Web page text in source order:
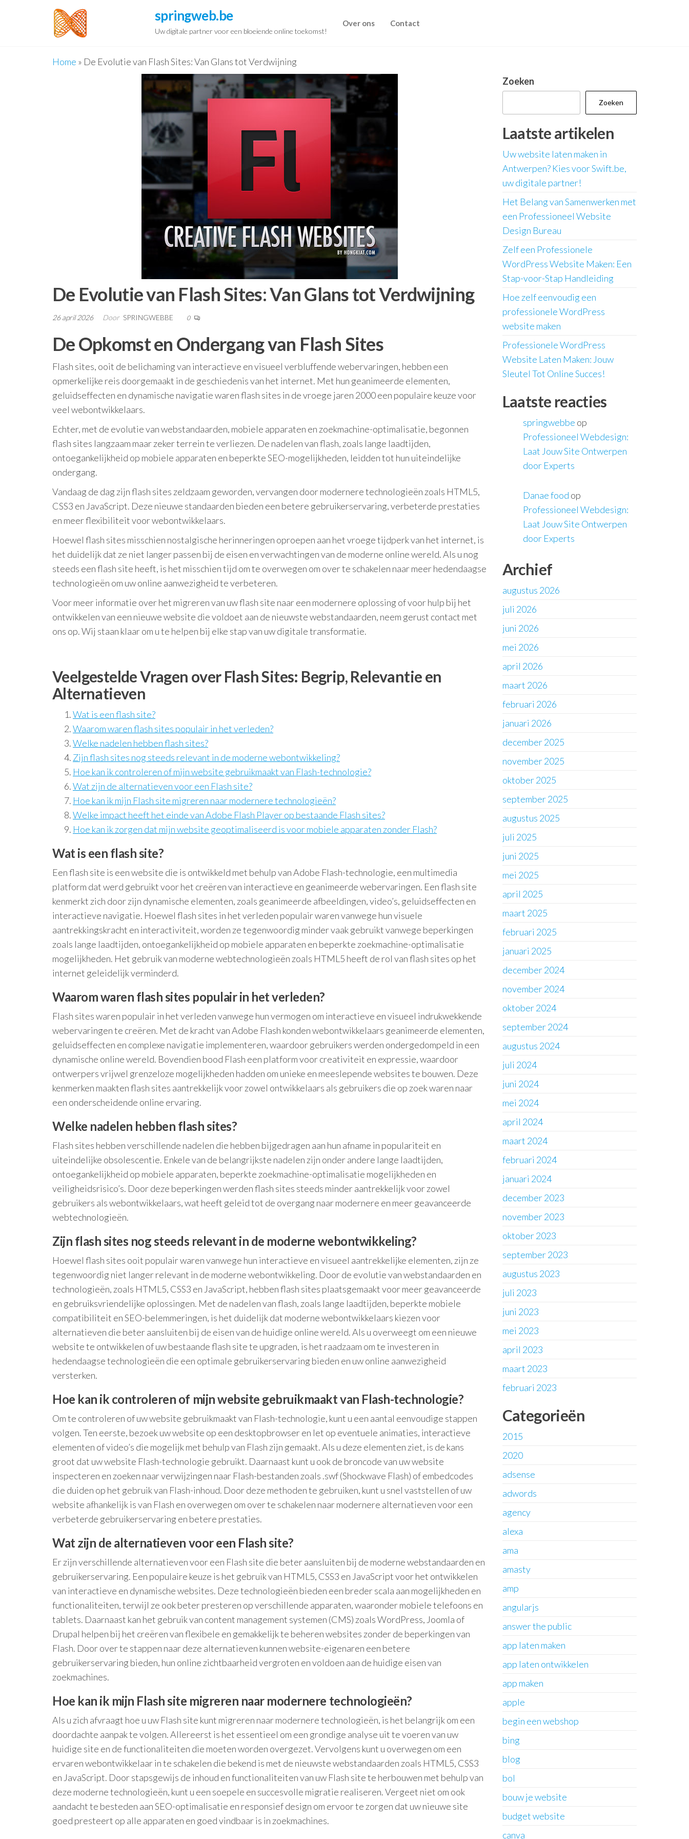
springweb.be
Uw digitale partner voor een bloeiende online toekomst!
Over ons Contact
Home » De Evolutie van Flash Sites: Van Glans tot Verdwijning
De Evolutie van Flash Sites: Van Glans tot Verdwijning
26 april 2026 Door SPRINGWEBBE 0
De Opkomst en Ondergang van Flash Sites
Flash sites, ooit de belichaming van interactieve en visueel verbluffende webervaringen, hebben een
opmerkelijke reis doorgemaakt in de geschiedenis van het internet. Met hun geanimeerde elementen,
geluidseffecten en dynamische navigatie waren flash sites in de vroege jaren 2000 een populaire keuze voor
veel webontwikkelaars.
Echter, met de evolutie van webstandaarden, mobiele apparaten en zoekmachine-optimalisatie, begonnen
flash sites langzaam maar zeker terrein te verliezen. De nadelen van flash, zoals lange laadtijden,
ontoegankelijkheid op mobiele apparaten en beperkte SEO-mogelijkheden, leidden tot hun uiteindelijke
ondergang.
Vandaag de dag zijn flash sites zeldzaam geworden, vervangen door modernere technologieën zoals HTML5,
CSS3 en JavaScript. Deze nieuwe standaarden bieden een betere gebruikerservaring, verbeterde prestaties
en meer flexibiliteit voor webontwikkelaars.
Hoewel flash sites misschien nostalgische herinneringen oproepen aan het vroege tijdperk van het internet, is
het duidelijk dat ze niet langer passen bij de eisen en verwachtingen van de moderne online wereld. Als u nog
steeds een flash site heeft, is het misschien tijd om te overwegen om over te schakelen naar meer hedendaagse
technologieën om uw online aanwezigheid te verbeteren.
Voor meer informatie over het migreren van uw flash site naar een modernere oplossing of voor hulp bij het
ontwikkelen van een nieuwe website die voldoet aan de nieuwste webstandaarden, neem gerust contact met
ons op. Wij staan klaar om u te helpen bij elke stap van uw digitale transformatie.
Veelgestelde Vragen over Flash Sites: Begrip, Relevantie en
Alternatieven
Wat is een flash site?
Waarom waren flash sites populair in het verleden?
Welke nadelen hebben flash sites?
Zijn flash sites nog steeds relevant in de moderne webontwikkeling?
Hoe kan ik controleren of mijn website gebruikmaakt van Flash-technologie?
Wat zijn de alternatieven voor een Flash site?
Hoe kan ik mijn Flash site migreren naar modernere technologieën?
Welke impact heeft het einde van Adobe Flash Player op bestaande Flash sites?
Hoe kan ik zorgen dat mijn website geoptimaliseerd is voor mobiele apparaten zonder Flash?
Wat is een flash site?
Een flash site is een website die is ontwikkeld met behulp van Adobe Flash-technologie, een multimedia
platform dat werd gebruikt voor het creëren van interactieve en geanimeerde webervaringen. Een flash site
kenmerkt zich door zijn dynamische elementen, zoals geanimeerde afbeeldingen, video’s, geluidseffecten en
interactieve navigatie. Hoewel flash sites in het verleden populair waren vanwege hun visuele
aantrekkingskracht en interactiviteit, worden ze tegenwoordig minder vaak gebruikt vanwege beperkingen
zoals lange laadtijden, ontoegankelijkheid op mobiele apparaten en beperkte zoekmachine-optimalisatie
mogelijkheden. Het gebruik van moderne webtechnologieën zoals HTML5 heeft de rol van flash sites op het
internet geleidelijk verminderd.
Waarom waren flash sites populair in het verleden?
Flash sites waren populair in het verleden vanwege hun vermogen om interactieve en visueel indrukwekkende
webervaringen te creëren. Met de kracht van Adobe Flash konden webontwikkelaars geanimeerde elementen,
geluidseffecten en complexe navigatie implementeren, waardoor gebruikers werden ondergedompeld in een
dynamische online wereld. Bovendien bood Flash een platform voor creativiteit en expressie, waardoor
ontwerpers vrijwel grenzeloze mogelijkheden hadden om unieke en meeslepende websites te bouwen. Deze
kenmerken maakten flash sites aantrekkelijk voor zowel ontwikkelaars als gebruikers die op zoek waren naar
een onderscheidende online ervaring.
Welke nadelen hebben flash sites?
Flash sites hebben verschillende nadelen die hebben bijgedragen aan hun afname in populariteit en
uiteindelijke obsolescentie. Enkele van de belangrijkste nadelen zijn onder andere lange laadtijden,
ontoegankelijkheid op mobiele apparaten, beperkte zoekmachine-optimalisatie mogelijkheden en
veiligheidsrisico’s. Door deze beperkingen werden flash sites steeds minder aantrekkelijk voor zowel
gebruikers als webontwikkelaars, wat heeft geleid tot de overgang naar modernere en meer geavanceerde
webtechnologieën.
Zijn flash sites nog steeds relevant in de moderne webontwikkeling?
Hoewel flash sites ooit populair waren vanwege hun interactieve en visueel aantrekkelijke elementen, zijn ze
tegenwoordig niet langer relevant in de moderne webontwikkeling. Door de evolutie van webstandaarden en
technologieën, zoals HTML5, CSS3 en JavaScript, hebben flash sites plaatsgemaakt voor meer geavanceerde
en gebruiksvriendelijke oplossingen. Met de nadelen van flash, zoals lange laadtijden, beperkte mobiele
compatibiliteit en SEO-belemmeringen, is het duidelijk dat moderne webontwikkelaars kiezen voor
alternatieven die beter aansluiten bij de eisen van de huidige online wereld. Als u overweegt om een nieuwe
website te ontwikkelen of uw bestaande flash site te upgraden, is het raadzaam om te investeren in
hedendaagse technologieën die een optimale gebruikerservaring bieden en uw online aanwezigheid
versterken.
Hoe kan ik controleren of mijn website gebruikmaakt van Flash-technologie?
Om te controleren of uw website gebruikmaakt van Flash-technologie, kunt u een aantal eenvoudige stappen
volgen. Ten eerste, bezoek uw website op een desktopbrowser en let op eventuele animaties, interactieve
elementen of video’s die mogelijk met behulp van Flash zijn gemaakt. Als u deze elementen ziet, is de kans
groot dat uw website Flash-technologie gebruikt. Daarnaast kunt u ook de broncode van uw website
inspecteren en zoeken naar verwijzingen naar Flash-bestanden zoals .swf (Shockwave Flash) of embedcodes
die duiden op het gebruik van Flash-inhoud. Door deze methoden te gebruiken, kunt u snel vaststellen of uw
website afhankelijk is van Flash en overwegen om over te schakelen naar modernere alternatieven voor een
verbeterde gebruikerservaring en betere prestaties.
Wat zijn de alternatieven voor een Flash site?
Er zijn verschillende alternatieven voor een Flash site die beter aansluiten bij de moderne webstandaarden en
gebruikerservaring. Een populaire keuze is het gebruik van HTML5, CSS3 en JavaScript voor het ontwikkelen
van interactieve en dynamische websites. Deze technologieën bieden een breder scala aan mogelijkheden en
functionaliteiten, terwijl ze ook beter presteren op verschillende apparaten, waaronder mobiele telefoons en
tablets. Daarnaast kan het gebruik van content management systemen (CMS) zoals WordPress, Joomla of
Drupal helpen bij het creëren van flexibele en gemakkelijk te beheren websites zonder de beperkingen van
Flash. Door over te stappen naar deze alternatieven kunnen website-eigenaren een betere
gebruikerservaring bieden, hun online zichtbaarheid vergroten en voldoen aan de huidige eisen van
zoekmachines.
Hoe kan ik mijn Flash site migreren naar modernere technologieën?
Als u zich afvraagt hoe u uw Flash site kunt migreren naar modernere technologieën, is het belangrijk om een
doordachte aanpak te volgen. Allereerst is het essentieel om een grondige analyse uit te voeren van uw
huidige site en de functionaliteiten die moeten worden overgezet. Vervolgens kunt u overwegen om een
ervaren webontwikkelaar in te schakelen die bekend is met de nieuwste webstandaarden zoals HTML5, CSS3
en JavaScript. Door stapsgewijs de inhoud en functionaliteiten van uw Flash site te herbouwen met behulp van
deze moderne technologieën, kunt u een soepele en succesvolle migratie realiseren. Vergeet niet om ook
aandacht te besteden aan SEO-optimalisatie en responsief design om ervoor te zorgen dat uw nieuwe site
goed presteert op alle apparaten en goed vindbaar is in zoekmachines.
Zoeken
Zoeken
Laatste artikelen
Uw website laten maken in
Antwerpen? Kies voor Swift.be,
uw digitale partner!
Het Belang van Samenwerken met
een Professioneel Website
Design Bureau
Zelf een Professionele
WordPress Website Maken: Een
Stap-voor-Stap Handleiding
Hoe zelf eenvoudig een
professionele WordPress
website maken
Professionele WordPress
Website Laten Maken: Jouw
Sleutel Tot Online Succes!
Laatste reacties
springwebbe op
Professioneel Webdesign:
Laat Jouw Site Ontwerpen
door Experts
Danae food op
Professioneel Webdesign:
Laat Jouw Site Ontwerpen
door Experts
Archief
augustus 2026
juli 2026
juni 2026
mei 2026
april 2026
maart 2026
februari 2026
januari 2026
december 2025
november 2025
oktober 2025
september 2025
augustus 2025
juli 2025
juni 2025
mei 2025
april 2025
maart 2025
februari 2025
januari 2025
december 2024
november 2024
oktober 2024
september 2024
augustus 2024
juli 2024
juni 2024
mei 2024
april 2024
maart 2024
februari 2024
januari 2024
december 2023
november 2023
oktober 2023
september 2023
augustus 2023
juli 2023
juni 2023
mei 2023
april 2023
maart 2023
februari 2023
Categorieën
2015
2020
adsense
adwords
agency
alexa
ama
amasty
amp
angularjs
answer the public
app laten maken
app laten ontwikkelen
app maken
apple
begin een webshop
bing
blog
bol
bouw je website
budget website
canva